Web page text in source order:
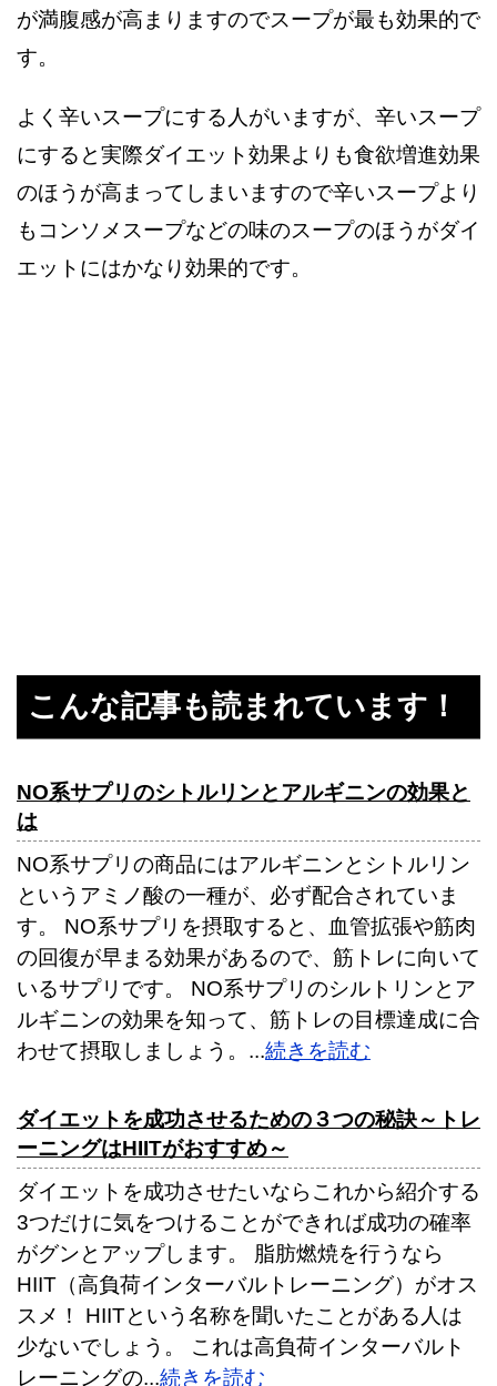
が満腹感が高まりますのでスープが最も効果的で
す。
よく辛いスープにする人がいますが、辛いスープ
にすると実際ダイエット効果よりも食欲増進効果
のほうが高まってしまいますので辛いスープより
もコンソメスープなどの味のスープのほうがダイ
エットにはかなり効果的です。
こんな記事も読まれています！
NO系サプリのシトルリンとアルギニンの効果と
は
NO系サプリの商品にはアルギニンとシトルリン
というアミノ酸の一種が、必ず配合されていま
す。 NO系サプリを摂取すると、血管拡張や筋肉
の回復が早まる効果があるので、筋トレに向いて
いるサプリです。 NO系サプリのシルトリンとア
ルギニンの効果を知って、筋トレの目標達成に合
わせて摂取しましょう。...続きを読む
ダイエットを成功させるための３つの秘訣～トレ
ーニングはHIITがおすすめ～
ダイエットを成功させたいならこれから紹介する
3つだけに気をつけることができれば成功の確率
がグンとアップします。 脂肪燃焼を行うなら
HIIT（高負荷インターバルトレーニング）がオス
スメ！ HIITという名称を聞いたことがある人は
少ないでしょう。 これは高負荷インターバルト
レーニングの...続きを読む